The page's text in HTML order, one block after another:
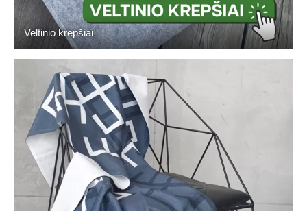
Veltinio krepšiai